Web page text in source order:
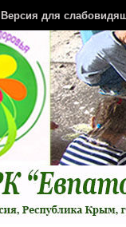
Версия для
какГость Группа "